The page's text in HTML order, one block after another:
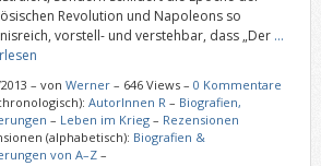
Revolution und Napoleons so
vorstell- und verstehbar, dass „Der …
– von Werner– 646 Views – 0 Kommentare
AutorInnen R – Biografien,
– Leben im Krieg– Rezensionen
(alphabetisch): Biografien &
von A–Z–